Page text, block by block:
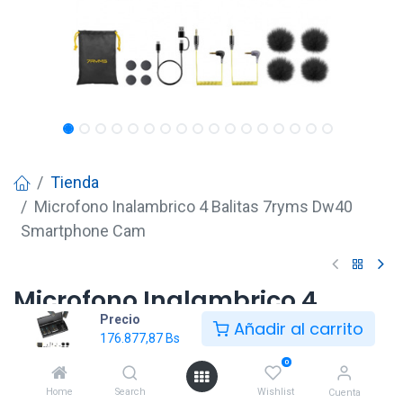
Precio
176.877,87Bs Añadir al carrito
Home Search
0
Wishlist Cuenta
Tienda
Microfono Inalambrico 4 Balitas 7ryms Dw40
Smartphone Cam
Microfono Inalambrico 4
Balitas 7ryms Dw40
Smartphone Cam